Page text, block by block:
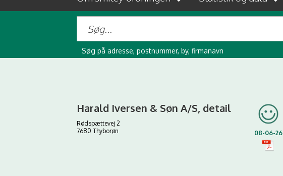
Søg på adresse, postnummer, by, firmanavn
Harald Iversen & Søn A/S, detail
Rødspættevej 2
7680 Thyborøn
08-06-26